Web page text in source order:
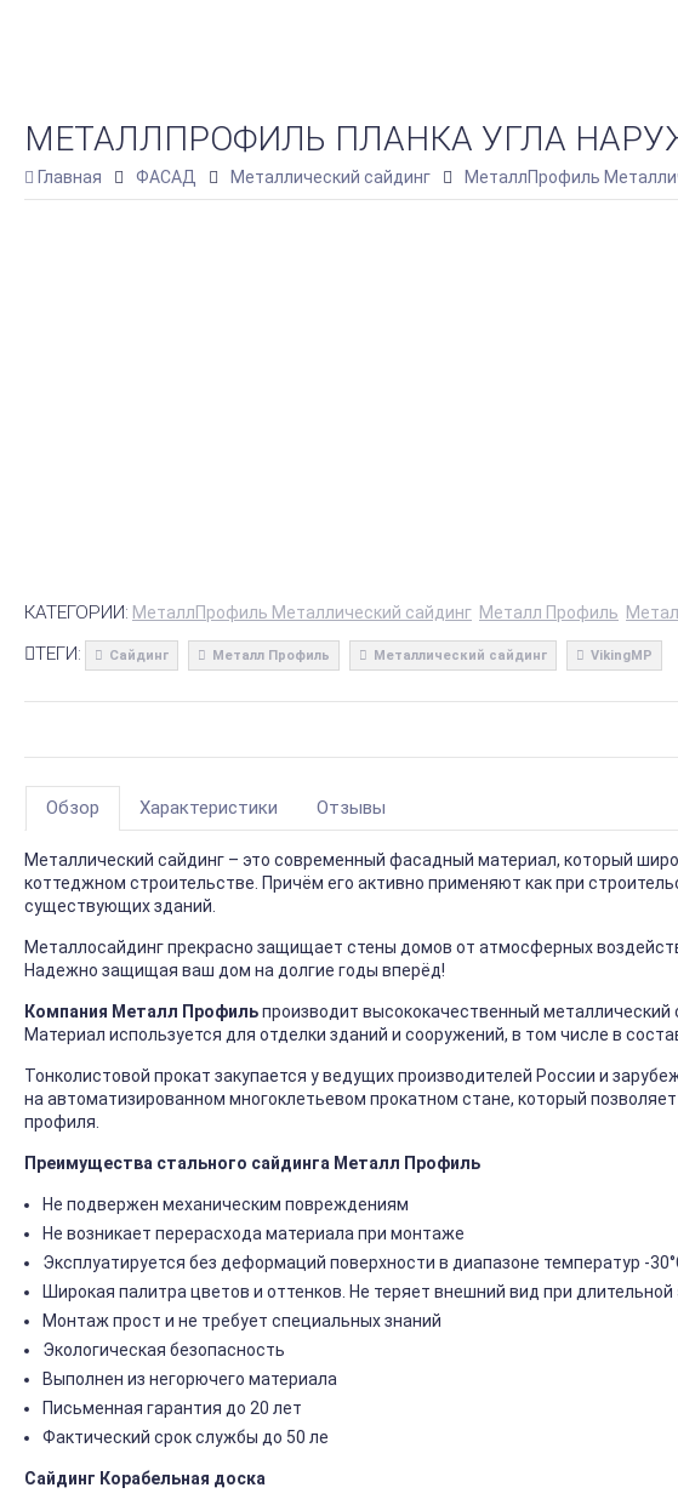
МЕТАЛЛПРОФИЛЬ ПЛАНКА УГЛА
Главная ФАСАД Металлический сайдинг МеталлПрофиль
КАТЕГОРИИ: МеталлПрофиль Металлический сайдинг Металл Профиль
ТЕГИ: Сайдинг Металл Профиль Металлический сайдинг VikingMP
Обзор Характеристики Отзывы
Металлический сайдинг – это современный фасадный материал, который
коттеджном строительстве. Причём его активно применяют как при
существующих зданий.
Металлосайдинг прекрасно защищает стены домов от атмосферных
Надежно защищая ваш дом на долгие годы вперёд!
Компания Металл Профильпроизводит высококачественный
Материал используется для отделки зданий и сооружений, в том числе в
Тонколистовой прокат закупается у ведущих производителей России и
на автоматизированном многоклетьевом прокатном стане, который
профиля.
Преимущества стального сайдинга Металл Профиль
Не подвержен механическим повреждениям
Не возникает перерасхода материала при монтаже
Эксплуатируется без деформаций поверхности в диапазоне температур -
Широкая палитра цветов и оттенков. Не теряет внешний вид при длительной
Монтаж прост и не требует специальных знаний
Экологическая безопасность
Выполнен из негорючего материала
Письменная гарантия до 20 лет
Фактический срок службы до 50 ле
Сайдинг Корабельная доска